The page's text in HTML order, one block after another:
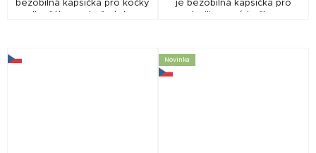
bezobilná kapsička pro kočky
je bezobilná kapsička pro
Novinka